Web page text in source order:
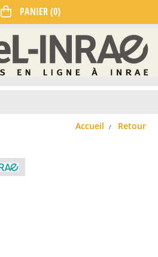
Accueil Retour